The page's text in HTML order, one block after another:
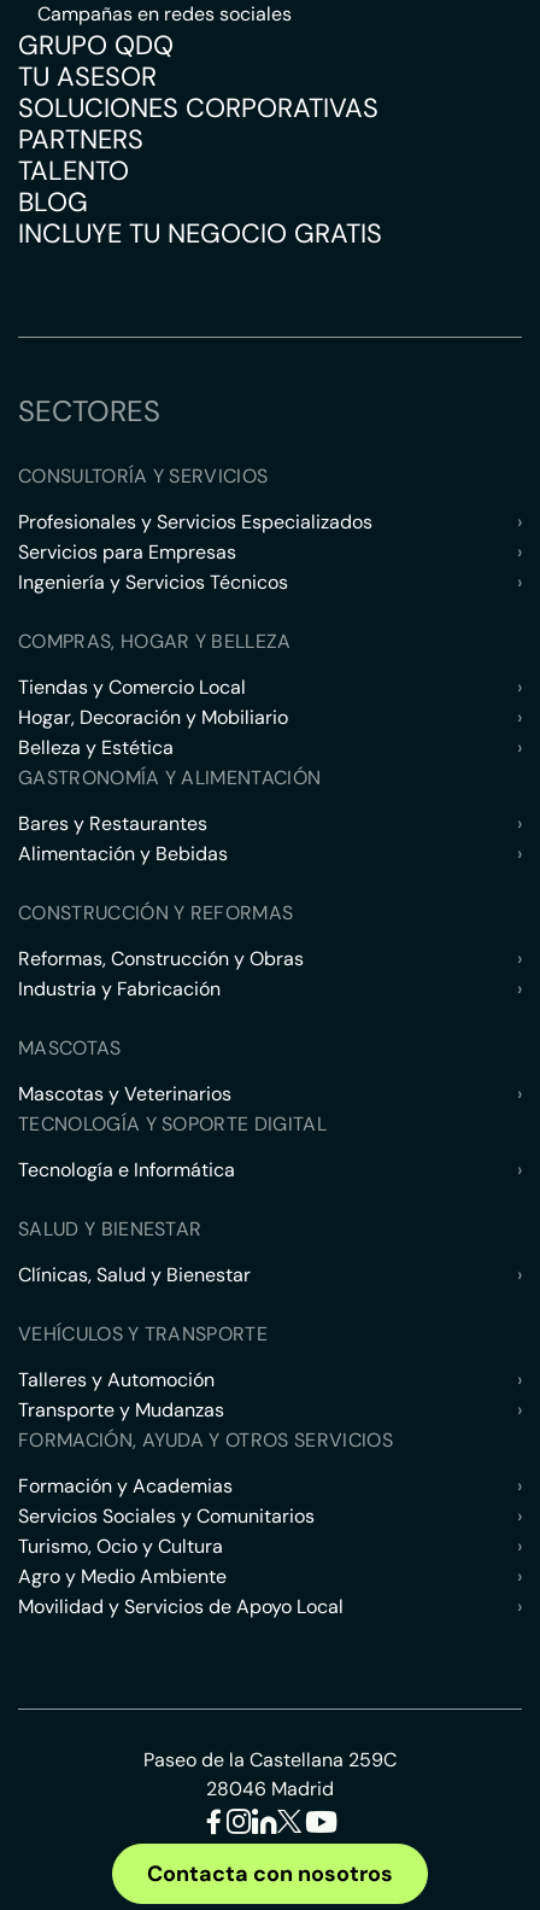
Campañas en redes sociales
GRUPO QDQ
TU ASESOR
SOLUCIONES CORPORATIVAS
PARTNERS
TALENTO
BLOG
INCLUYE TU NEGOCIO GRATIS
SECTORES
CONSULTORÍA Y SERVICIOS
Profesionales y Servicios Especializados
›
Servicios para Empresas
›
Ingeniería y Servicios Técnicos
›
COMPRAS, HOGAR Y BELLEZA
Tiendas y Comercio Local
›
Hogar, Decoración y Mobiliario
›
Belleza y Estética
›
GASTRONOMÍA Y ALIMENTACIÓN
Bares y Restaurantes
›
Alimentación y Bebidas
›
CONSTRUCCIÓN Y REFORMAS
Reformas, Construcción y Obras
›
Industria y Fabricación
›
MASCOTAS
Mascotas y Veterinarios
›
TECNOLOGÍA Y SOPORTE DIGITAL
Tecnología e Informática
›
SALUD Y BIENESTAR
Clínicas, Salud y Bienestar
›
VEHÍCULOS Y TRANSPORTE
Talleres y Automoción
›
Transporte y Mudanzas
›
FORMACIÓN, AYUDA Y OTROS SERVICIOS
Formación y Academias
›
Servicios Sociales y Comunitarios
›
Turismo, Ocio y Cultura
›
Agro y Medio Ambiente
›
Movilidad y Servicios de Apoyo Local
›
Paseo de la Castellana 259C
28046 Madrid
Contacta con nosotros